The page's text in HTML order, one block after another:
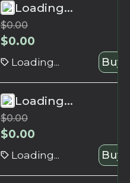
Loading...
$0.00
$0.00
Loading... Buy
Loading...
$0.00
$0.00
Loading... Buy